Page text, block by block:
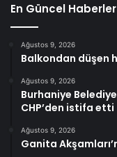
En Güncel Haberler
Ağustos 9, 2026
Balkondan düşen
Ağustos 9, 2026
Burhaniye
CHP’den istifa etti
Ağustos 9, 2026
Ganita